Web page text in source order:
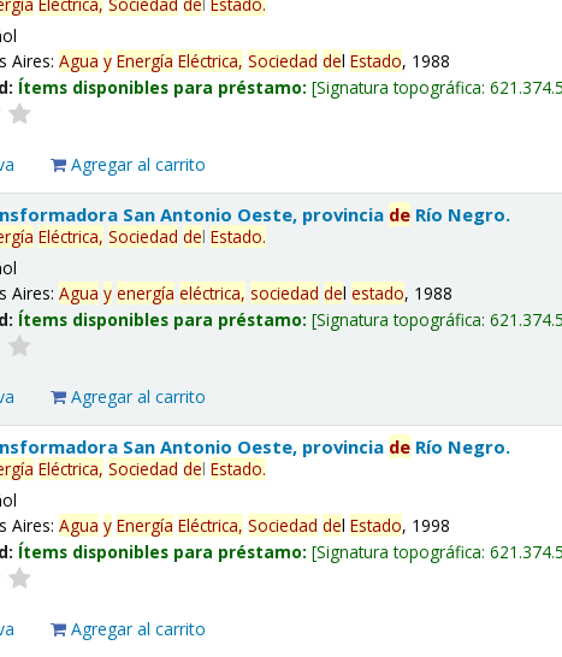
Aires:Agua y Energía Eléctrica, Sociedad delEstado, 1988
Ítems disponibles para préstamo: Signatura topográfica:
Agregar al carrito
San Antonio Oeste, provincia de Río Negro.
Eléctrica, Sociedad delEstado.
Aires:Agua y energía eléctrica, sociedad delestado, 1988
Ítems disponibles para préstamo: Signatura topográfica:
Agregar al carrito
San Antonio Oeste, provincia de Río Negro.
Eléctrica, Sociedad delEstado.
Aires:Agua y Energía Eléctrica, Sociedad delEstado, 1998
Ítems disponibles para préstamo: Signatura topográfica:
Agregar al carrito